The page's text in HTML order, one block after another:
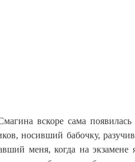
вскоре сама
носивший бабочку,
меня, когда на экзамене